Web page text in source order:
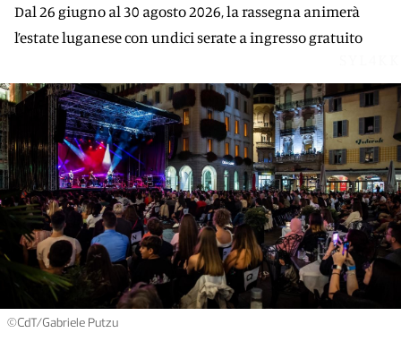
Dal 26 giugno al 30 agosto 2026, la rassegna animerà
l’estate luganese con undici serate a ingresso gratuito
©CdT/Gabriele Putzu